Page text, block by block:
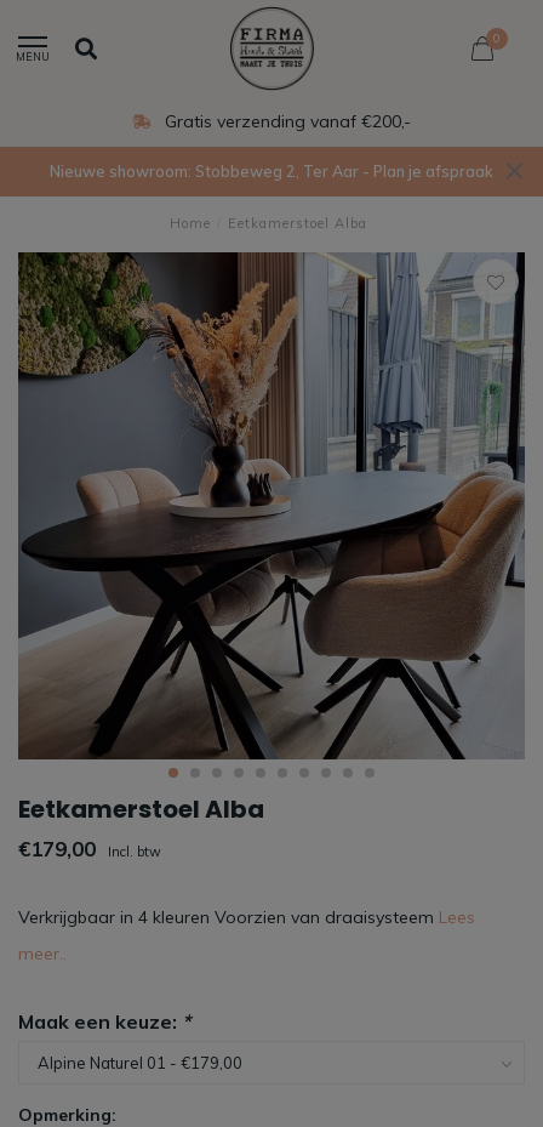
MENU
0
Gratis verzending vanaf €200,-
Nieuwe showroom: Stobbeweg 2, Ter Aar - Plan je afspraak
Home Eetkamerstoel Alba
Eetkamerstoel Alba
€179,00 Incl. btw
Verkrijgbaar in 4 kleuren Voorzien van draaisysteem Lees
meer..
Maak een keuze: *
Opmerking: